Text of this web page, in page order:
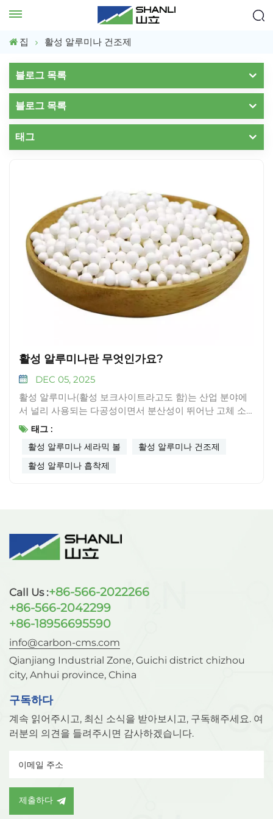
집 활성 알루미나 건조제
블로그 목록
블로그 목록
태그
활성 알루미나란 무엇인가요?
DEC 05, 2025
활성 알루미나(활성 보크사이트라고도 함)는 산업 분야에
서 널리 사용되는 다공성이면서 분산성이 뛰어난 고체 소
재입니다. 기본 정보활성 알루미나의 화학식은 Al₂O₃입니
다. 일반적으로 흰색 분말 또는 흰색 구형 다공성 입자이며,
밀도는 3.9~4.0 g/cm³, 녹는점은 2050℃, 끓는점은
2980℃입니다. 물과 에탄올에는 녹지 않습니다. 성능 특성
다. 특히 수증기 흡착 능력은 20~30%(중량 기준)에 달하
며, 이슬점은 -70℃까지 낮아 압축 공기 및 기타 가스의 심
층 건조에 적합한 소재입니다.탁월한 열 안정성: 800℃ 이
낮아 고온 촉매 반응 또는 재생 공정에 적합합니다.높은 화
학적 안정성: pH 4~9 범위에서 화학적으로 안정하며, 산성
및 알칼리성 부식에 강하고, 황화물 및 염화물과 같은 독성
물질에 대한 내성이 있습니다. 중금속 용출 위험이 없어 환
경 보호 기준을 준수합니다.높은 기계적 강도: 구형 입자는
표면이 매끄럽고 기계적 강도가 높아 수분 흡수 후에도 팽
창이나 균열 없이 원래 형태를 유지합니다. 이는 반응기 충
전을 용이하게 하고 압력 강하를 줄여줍니다.활성 알루미
나에 대한 자세한 정보는 다음 웹사이트를 참조하십시오.
www.carbon-cms.com.
태그 :
활성 알루미나 세라믹 볼
활성 알루미나 건조제
활성 알루미나 흡착제
Call Us :+86-566-2022266
+86-566-2042299
+86-18956695590
info@carbon-cms.com
Qianjiang Industrial Zone, Guichi district chizhou
city, Anhui province, China
구독하다
계속 읽어주시고, 최신 소식을 받아보시고, 구독해주세요. 여
러분의 의견을 들려주시면 감사하겠습니다.
제출하다